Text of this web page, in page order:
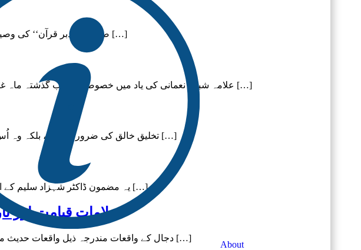
About
]صاحب ’’تدبر قرآن‘‘ کی وصیت کے مطابق ان کے سوانح نگار نعیم احمد بلوچ کے قلم سے [ اس کے […]
علامہ شبلی نعمانی کی یاد میں خصوصی تقریب گذشتہ ماہ غامدی سینٹر کے ڈائریکٹر ریسرچ اینڈ کمیونیکیشن حسن الیاس صاحب […]
تخلیق خالق کی ضرورت نہیں، بلکہ وہ اُس کی رحمت کا ایک ظہور ہے۔خالق کے لیے ’رحمت‘ کی حیثیت، گویا […]
[یہ مضمون ڈاکٹر شہزاد سلیم کے ایک لیکچر سے اخذ کردہ نکات پر مشتمل ہے، جسے میں نے چیٹ جی […]
علامات قیامت اور
دجال کے واقعات مندرجہ ذیل واقعات حدیث میں تاریخی ترتیب سے بیان ہوئے ہیں: دجال کے ستر ہزار اصفہان کے […]